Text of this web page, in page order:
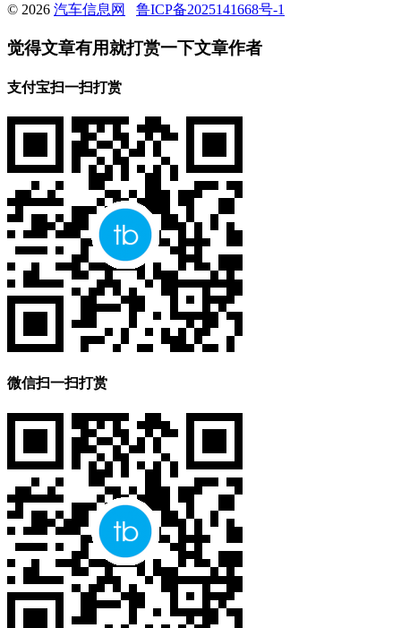
© 2026 汽车信息网 鲁ICP备2025141668号-1
觉得文章有用就打赏一下文章作者
支付宝扫一扫打赏
微信扫一扫打赏